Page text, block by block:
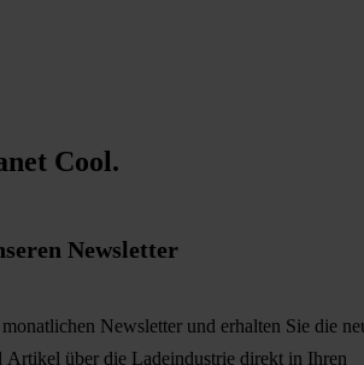
Cool.
Newsletter
Newsletter und erhalten Sie die
Artikel über die Ladeindustrie direkt in Ihren